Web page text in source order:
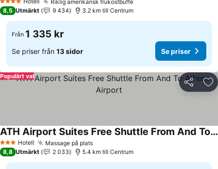
4 Stjärnor Riklig amerikansk frukostbuffé
8,5 Utmärkt 9 434 3.2 km till Centrum
Från 1 335 kr
Se priser från 13 sidor Se priser
Dela
Populärt val
3 StjärnorHotell Massage på plats
ATH Airport Suites Free Shuttle From And To Athens Airport
8,8 Utmärkt 2 033 5.4 km till Centrum